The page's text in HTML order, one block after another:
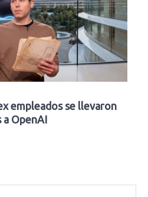
empleados se llevaron
a OpenAI